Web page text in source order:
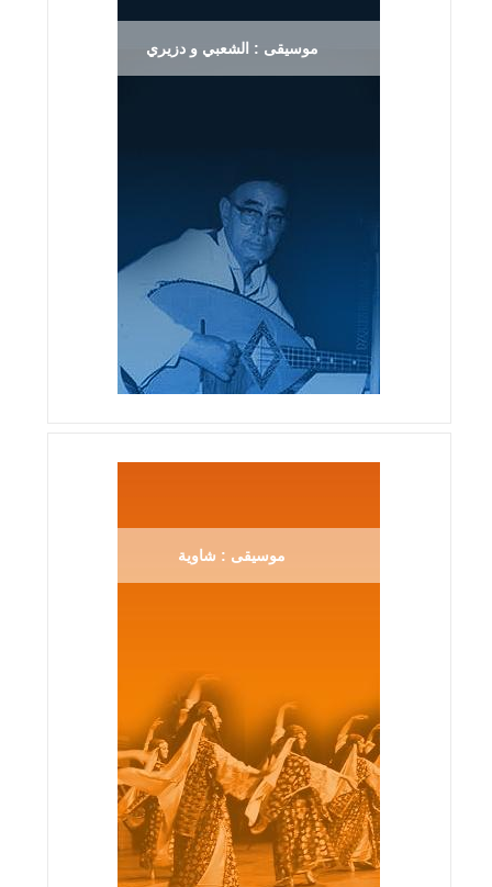
موسيقى : الشعبي و دزيري
موسيقى : شاوية